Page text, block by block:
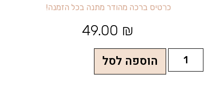
כרטיס ברכה מהודר מתנה בכל הזמנה!
49.00 ₪
הוספה לסל